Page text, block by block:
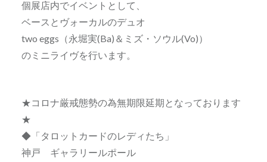
個展店内でイベントとして、
ベースとヴォーカルのデュオ
two eggs（永堀実(Ba)＆ミズ・ソウル(Vo)）
のミニライヴを行います。
★コロナ厳戒態勢の為無期限延期となっております
★
◆「タロットカードのレディたち」
神戸 ギャラリールポール